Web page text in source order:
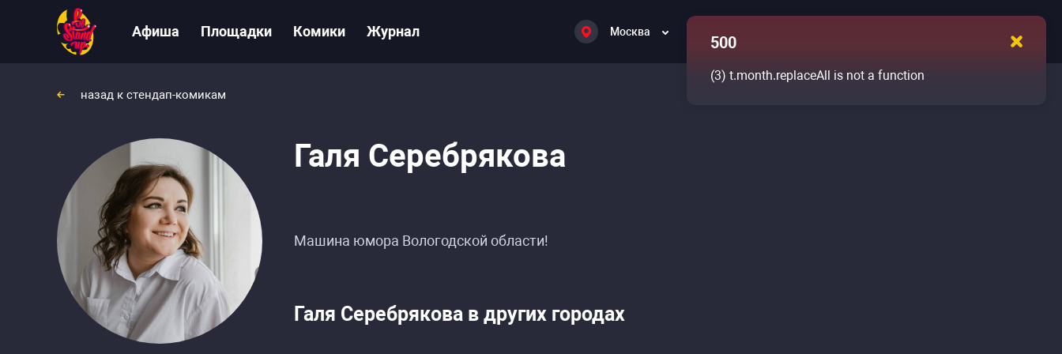
Афиша Площадки Комики Журнал Москва
назад к стендап-комикам
Галя Серебрякова
Машина юмора Вологодской области!
Галя Серебрякова в других городах
500
(3) t.month.replaceAll is not a function